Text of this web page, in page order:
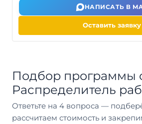
НАПИСАТЬ В
Оставить заявку
Подбор программы
Распределитель
Ответьте на 4 вопроса —
рассчитаем стоимость и